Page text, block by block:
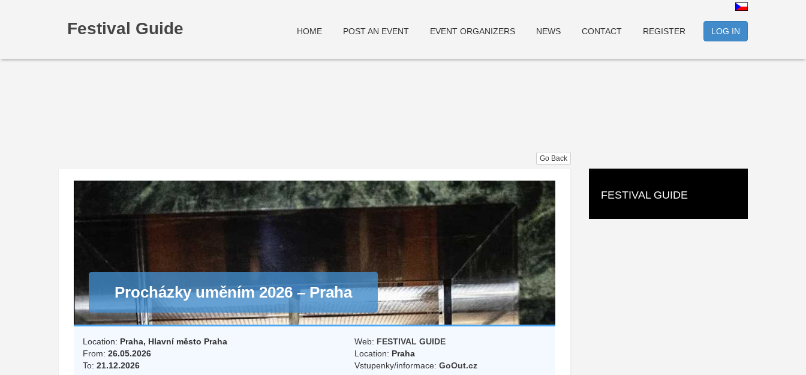
Festival Guide HOME POST AN EVENT EVENT ORGANIZERS NEWS CONTACT REGISTER LOG IN
Go Back
Procházky uměním 2026 – Praha
Location: Praha, Hlavní město Praha
From: 26.05.2026
To: 21.12.2026
Web: FESTIVAL GUIDE
Location: Praha
Vstupenky/informace:GoOut.cz
FESTIVAL GUIDE